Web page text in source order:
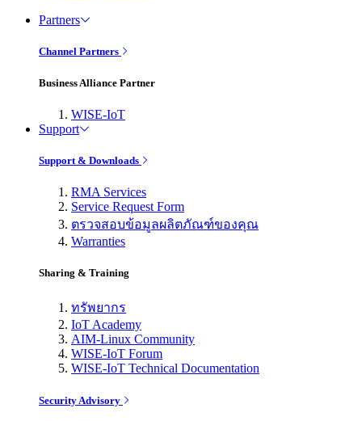
Partners
Channel Partners
Business Alliance Partner
WISE-IoT
Support
Support & Downloads
RMA Services
Service Request Form
ตรวจสอบข้อมูลผลิตภัณฑ์ของคุณ
Warranties
Sharing & Training
ทรัพยากร
IoT Academy
AIM-Linux Community
WISE-IoT Forum
WISE-IoT Technical Documentation
Security Advisory